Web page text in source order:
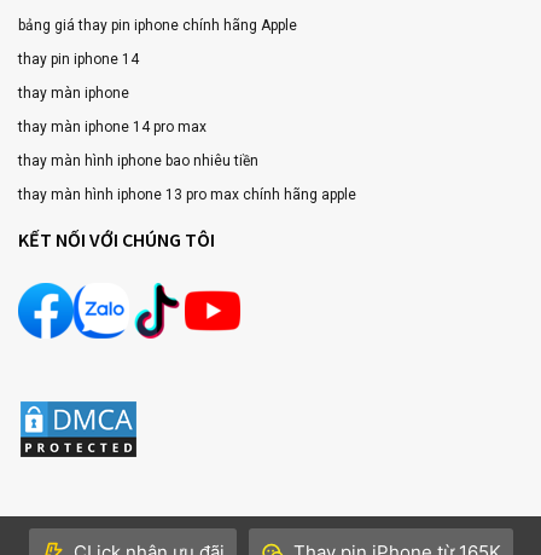
bảng giá thay pin iphone chính hãng Apple
thay pin iphone 14
thay màn iphone
thay màn iphone 14 pro max
thay màn hình iphone bao nhiêu tiền
thay màn hình iphone 13 pro max chính hãng apple
KẾT NỐI VỚI CHÚNG TÔI